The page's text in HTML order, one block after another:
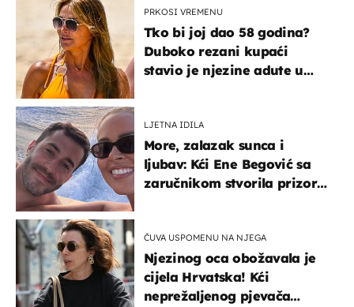
PRKOSI VREMENU
Tko bi joj dao 58 godina?
Duboko rezani kupaći
stavio je njezine adute u
LJETNA IDILA
More, zalazak sunca i
ljubav: Kći Ene Begović sa
zaručnikom stvorila prizor
ČUVA USPOMENU NA NJEGA
Njezinog oca obožavala je
cijela Hrvatska! Kći
neprežaljenog pjevača